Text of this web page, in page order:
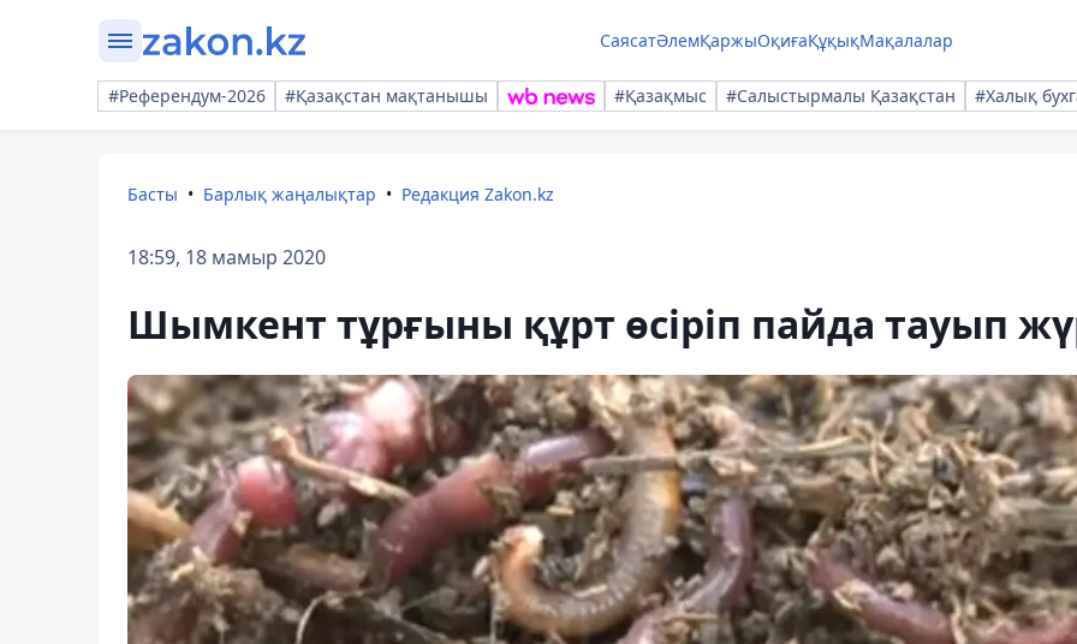
СаясатӘлемҚаржыОқиғаҚұқықМақалалар
#Референдум-2026 #Қазақстан мақтанышы #Қазақмыс #Салыстырмалы Қазақстан #Халық
Басты Барлық жаңалықтар Редакция Zakon.kz
18:59, 18 мамыр 2020
Шымкент тұрғыны құрт өсіріп пайда тауып